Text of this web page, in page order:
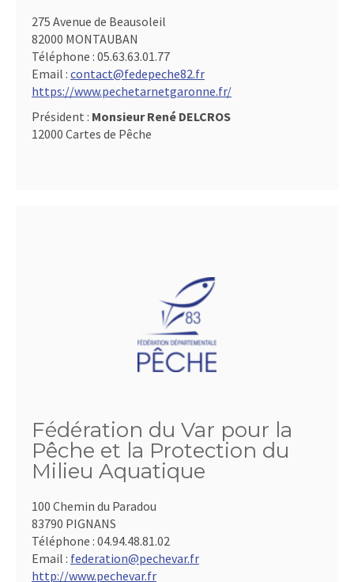
275 Avenue de Beausoleil
82000 MONTAUBAN
Téléphone : 05.63.63.01.77
Email : contact@fedepeche82.fr
https://www.pechetarnetgaronne.fr/
Président : Monsieur René DELCROS
12000 Cartes de Pêche
Fédération du Var pour la
Pêche et la Protection du
Milieu Aquatique
100 Chemin du Paradou
83790 PIGNANS
Téléphone : 04.94.48.81.02
Email : federation@pechevar.fr
http://www.pechevar.fr